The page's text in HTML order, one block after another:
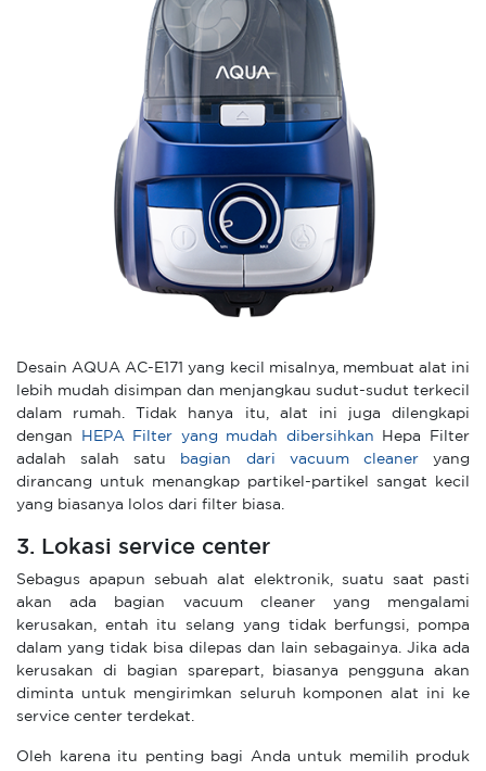
Desain AQUA AC-E171 yang kecil misalnya, membuat alat ini
lebih mudah disimpan dan menjangkau sudut-sudut terkecil
dalam rumah. Tidak hanya itu, alat ini juga dilengkapi
dengan
HEPA Filter yang mudah dibersihkan Hepa Filter
adalah salah satu
bagian dari vacuum cleaner
yang
dirancang untuk menangkap partikel-partikel sangat kecil
yang biasanya lolos dari filter biasa.
3. Lokasi service center
Sebagus apapun sebuah alat elektronik, suatu saat pasti
akan ada bagian vacuum cleaner yang mengalami
kerusakan, entah itu selang yang tidak berfungsi, pompa
dalam yang tidak bisa dilepas dan lain sebagainya. Jika ada
kerusakan di bagian sparepart, biasanya pengguna akan
diminta untuk mengirimkan seluruh komponen alat ini ke
service center terdekat.
Oleh karena itu penting bagi Anda untuk memilih produk